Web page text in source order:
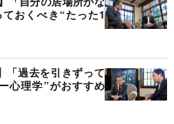
おくべき“たった1
「過去を引きずって
心理学”がおすすめ